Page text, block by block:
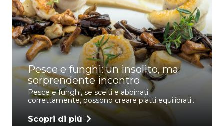
Pesce e funghi: un insolito, ma
sorprendente incontro
Pesce e funghi, se scelti e abbinati
correttamente, possono creare piatti equilibrati…
Scopri di più